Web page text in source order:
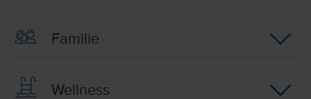
Familie
Wellness